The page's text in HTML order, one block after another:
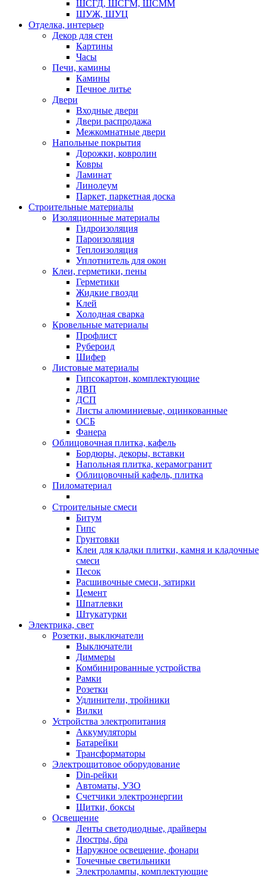
ШСГД, ШСГМ, ШСММ
ШУЖ, ШУЦ
Отделка, интерьер
Декор для стен
Картины
Часы
Печи, камины
Камины
Печное литье
Двери
Входные двери
Двери распродажа
Межкомнатные двери
Напольные покрытия
Дорожки, ковролин
Ковры
Ламинат
Линолеум
Паркет, паркетная доска
Строительные материалы
Изоляционные материалы
Гидроизоляция
Пароизоляция
Теплоизоляция
Уплотнитель для окон
Клеи, герметики, пены
Герметики
Жидкие гвозди
Клей
Холодная сварка
Кровельные материалы
Профлист
Рубероид
Шифер
Листовые материалы
Гипсокартон, комплектующие
ДВП
ДСП
Листы алюминиевые, оцинкованные
ОСБ
Фанера
Облицовочная плитка, кафель
Бордюры, декоры, вставки
Напольная плитка, керамогранит
Облицовочный кафель, плитка
Пиломатериал
Строительные смеси
Битум
Гипс
Грунтовки
Клеи для кладки плитки, камня и кладочные
смеси
Песок
Расшивочные смеси, затирки
Цемент
Шпатлевки
Штукатурки
Электрика, свет
Розетки, выключатели
Выключатели
Диммеры
Комбинированные устройства
Рамки
Розетки
Удлинители, тройники
Вилки
Устройства электропитания
Аккумуляторы
Батарейки
Трансформаторы
Электрощитовое оборудование
Din-рейки
Автоматы, УЗО
Счетчики электроэнергии
Щитки, боксы
Освещение
Ленты светодиодные, драйверы
Люстры, бра
Наружное освещение, фонари
Точечные светильники
Электролампы, комплектующие